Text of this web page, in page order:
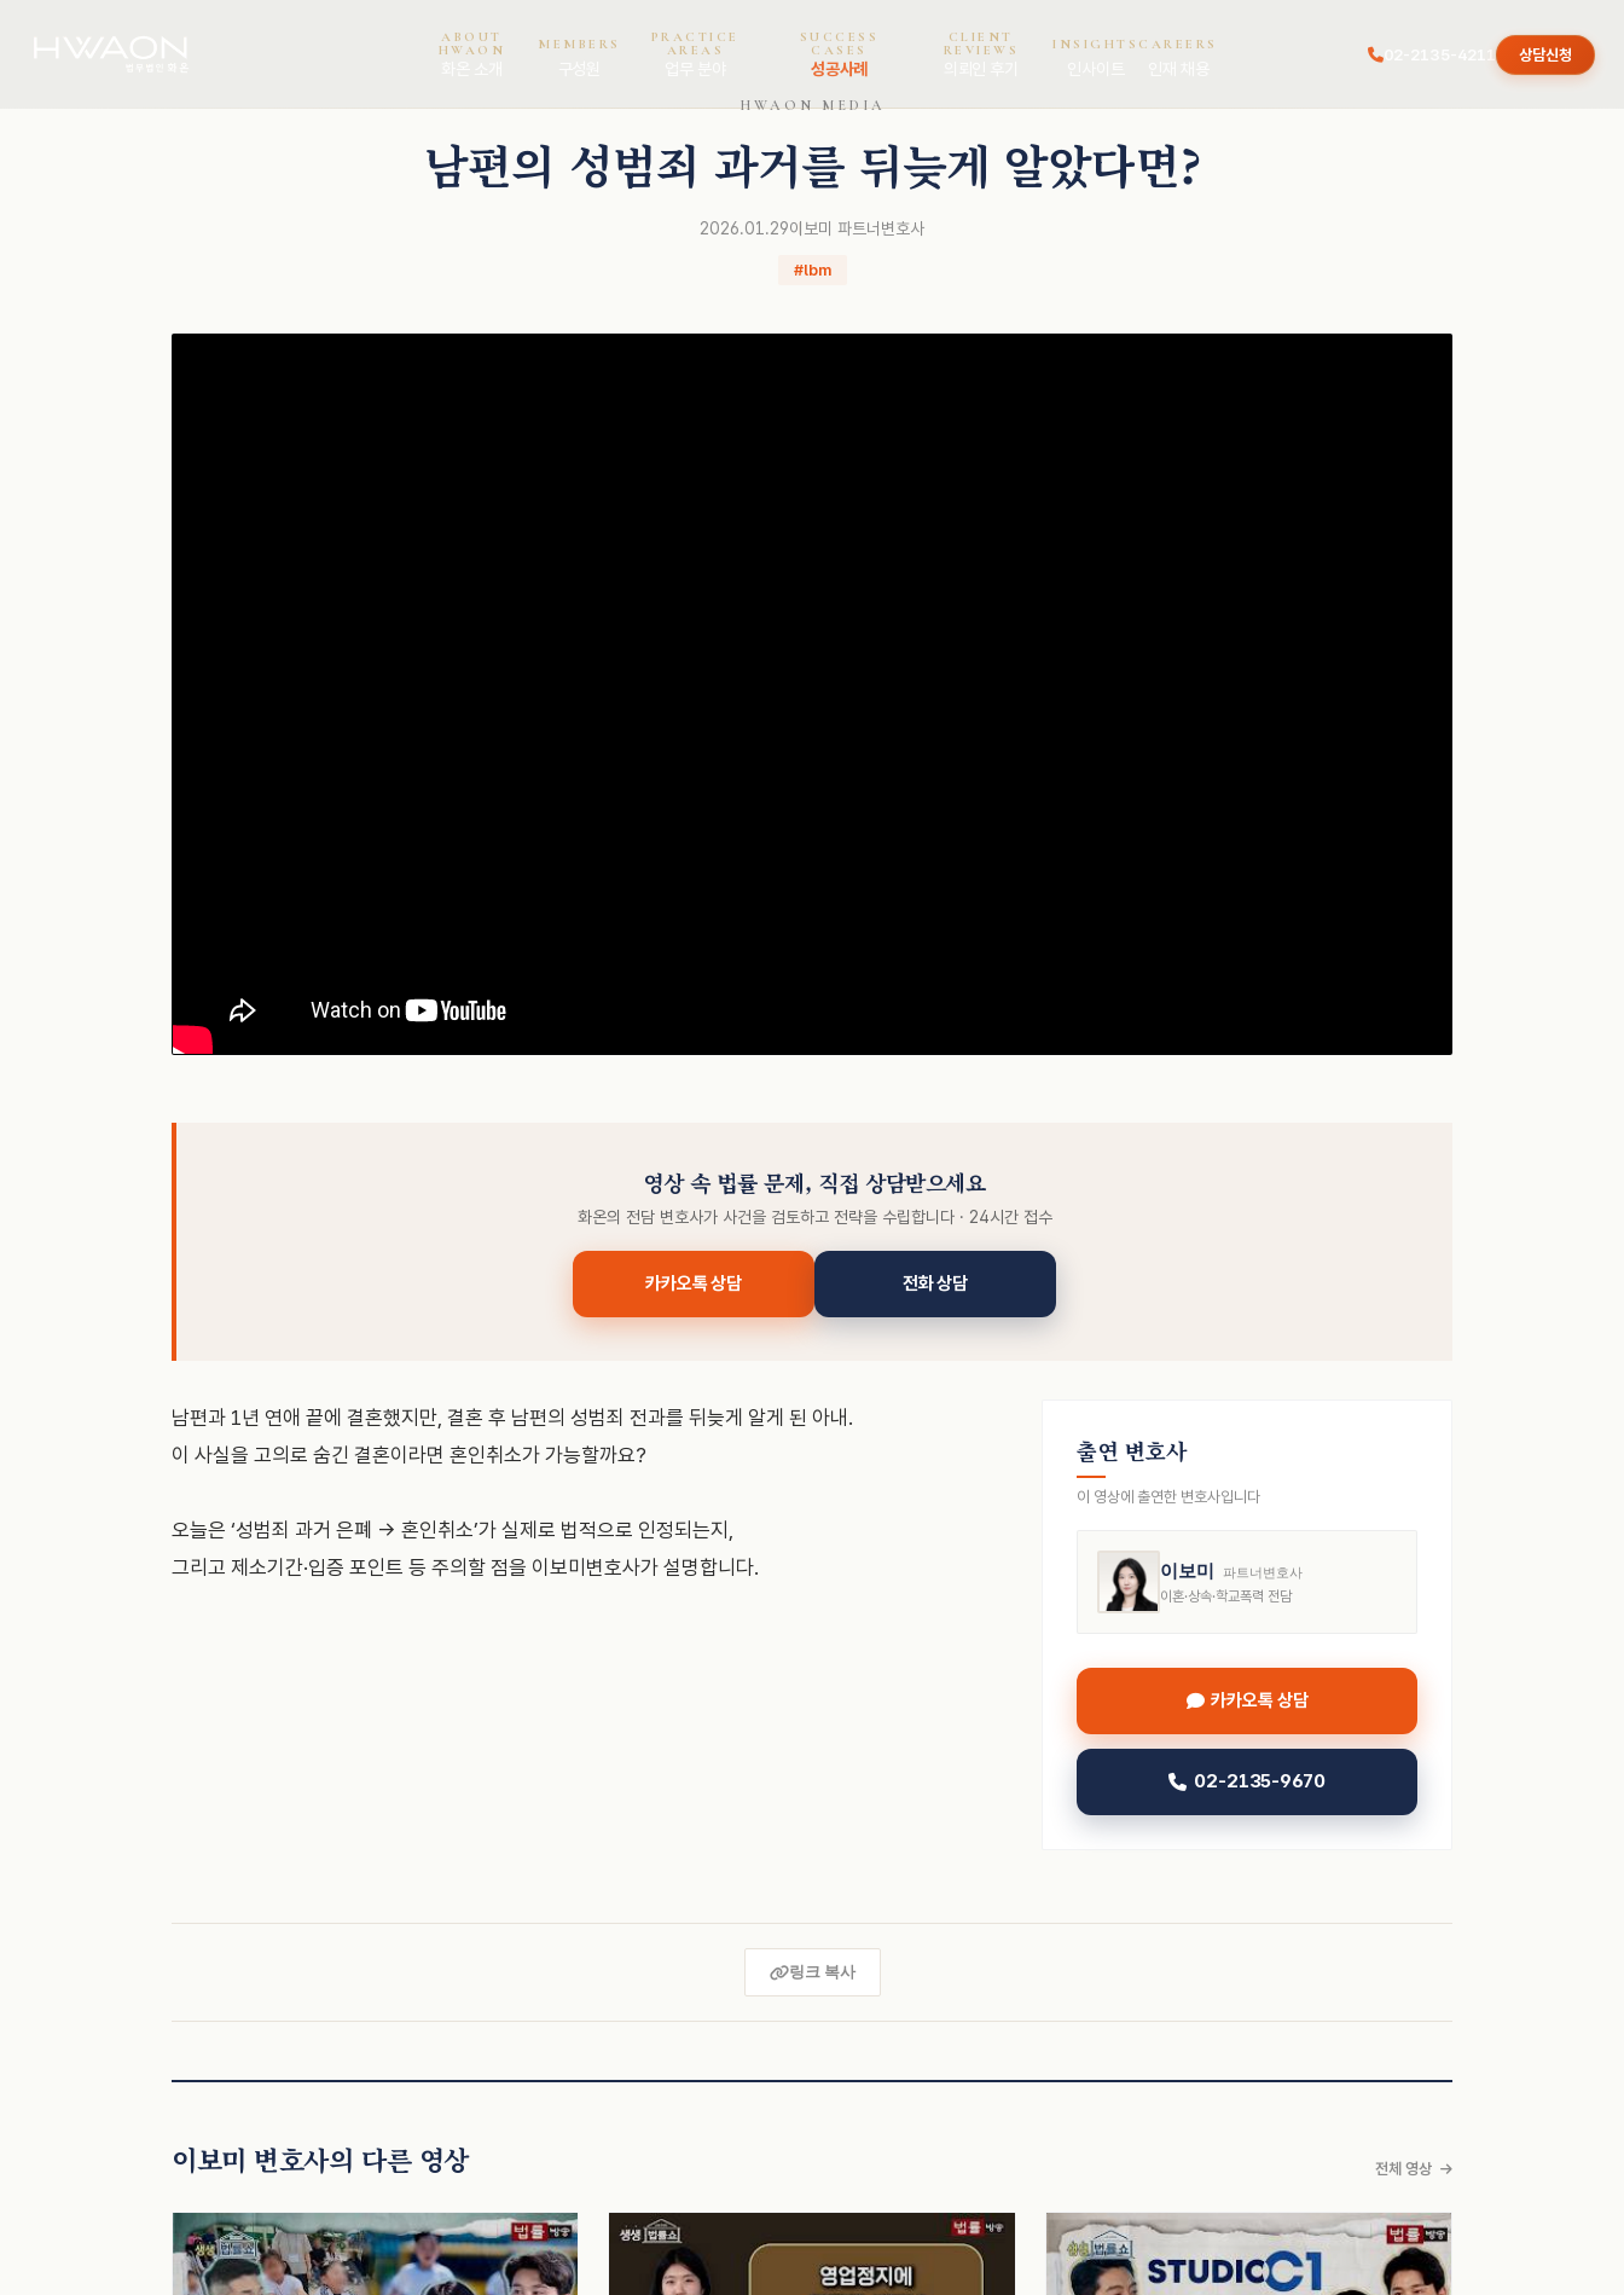
ABOUT
HWAON
MEMBERS
PRACTICE
AREAS
SUCCESS
CASES
성공사례
CLIENT
REVIEWS
INSIGHTS CAREERS
02-2135-4211 상담신청
HWAON MEDIA
남편의 성범죄 과거를 뒤늦게 알았다면?
2026.01.29이보미 파트너변호사
#lbm
영상 속 법률 문제, 직접 상담받으세요
화온의 전담 변호사가 사건을 검토하고 전략을 수립합니다 · 24시간 접수
카카오톡 상담 전화 상담
남편과 1년 연애 끝에 결혼했지만, 결혼 후 남편의 성범죄 전과를 뒤늦게 알게 된 아내.
이 사실을 고의로 숨긴 결혼이라면 혼인취소가 가능할까요?
오늘은 ‘성범죄 과거 은폐 → 혼인취소’가 실제로 법적으로 인정되는지,
그리고 제소기간·입증 포인트 등 주의할 점을 이보미변호사가 설명합니다.
출연 변호사
이 영상에 출연한 변호사입니다
이보미
파트너변호사
이혼·상속·학교폭력 전담
카카오톡 상담
02-2135-9670
링크 복사
이보미 변호사의 다른 영상 전체 영상